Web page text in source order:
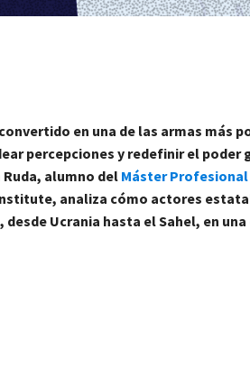
en una de las armas más
percepciones y redefinir el poder
alumno del Máster
analiza cómo actores
Ucrania hasta el Sahel, en una